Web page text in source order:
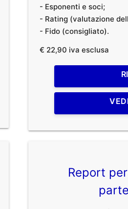
- Esponenti e soci;
- Rating (valutazione
- Fido (consigliato).
€ 22,90 iva esclusa
Report